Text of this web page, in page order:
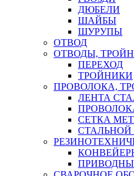
ДЮБЕЛИ
ШАЙБЫ
ШУРУПЫ
ОТВОД
ОТВОДЫ,
ПЕРЕХОД
ТРОЙНИКИ
ПРОВОЛОКА,
ЛЕНТА
СЕТКА
СТАЛЬНОЙ